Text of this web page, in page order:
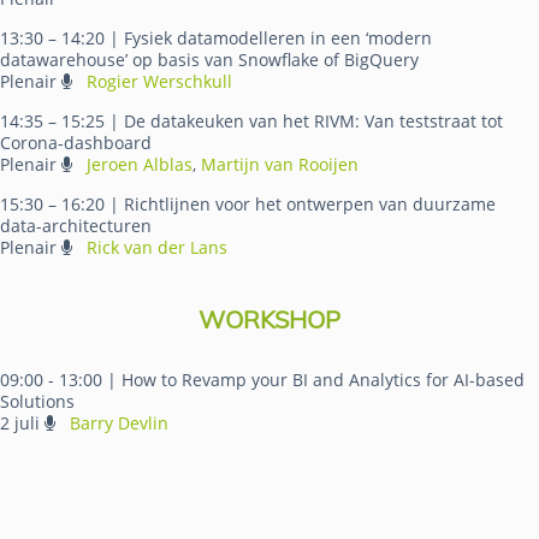
13:30 – 14:20 | Fysiek datamodelleren in een ‘modern
datawarehouse’ op basis van Snowflake of BigQuery
Plenair
Rogier Werschkull
14:35 – 15:25 | De datakeuken van het RIVM: Van teststraat tot
Corona-dashboard
Plenair
Jeroen Alblas, Martijn van Rooijen
15:30 – 16:20 | Richtlijnen voor het ontwerpen van duurzame
data-architecturen
Plenair
Rick van der Lans
WORKSHOP
09:00 - 13:00 | How to Revamp your BI and Analytics for AI-based
Solutions
2 juli
Barry Devlin